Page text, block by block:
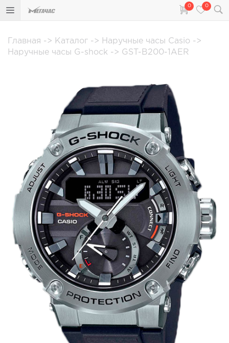
0 0
Главная -> Каталог -> Наручные часы Casio ->
Наручные часы G-shock -> GST-B200-1AER